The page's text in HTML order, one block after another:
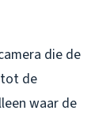
die de
de
waar de